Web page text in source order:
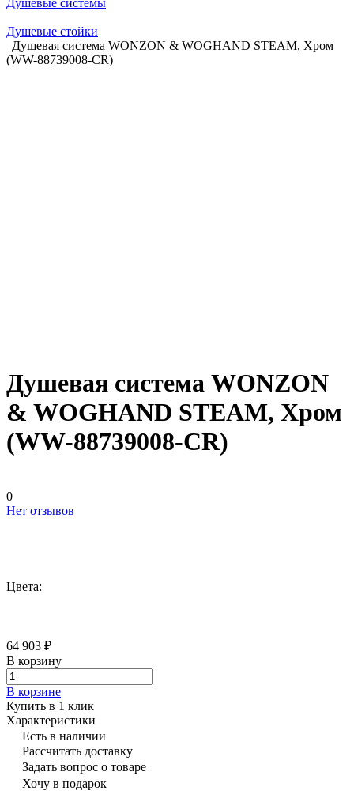
Душевые системы
Душевые стойки
Душевая система WONZON & WOGHAND STEAM, Хром
(WW-88739008-CR)
Душевая система WONZON
& WOGHAND STEAM, Хром
(WW-88739008-CR)
0
Нет отзывов
Цвета:
64 903 ₽
В корзину
В корзине
Купить в 1 клик
Характеристики
Есть в наличии
Рассчитать доставку
Задать вопрос о товаре
Хочу в подарок